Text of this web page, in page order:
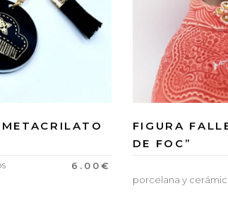
6.00€
FIGURA
DE FOC”
porcelana y